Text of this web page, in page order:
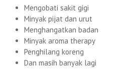
Mengobati sakit gigi
Minyak pijat dan urut
Menghangatkan badan
Minyak aroma therapy
Penghilang koreng
Dan masih banyak lagi